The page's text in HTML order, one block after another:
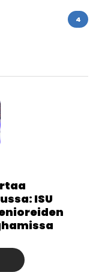
4
ISU